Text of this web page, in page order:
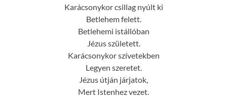
Karácsonykor csillag nyúlt ki
Betlehem felett.
Betlehemi istállóban
Jézus született.
Karácsonykor szívetekben
Legyen szeretet.
Jézus útján járjatok,
Mert Istenhez vezet.